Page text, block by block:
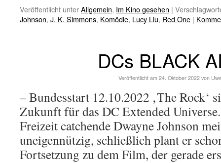
Veröffentlicht unterAllgemein, Im Kino gesehen |
Johnson, J. K. Simmons, Komödie, Lucy Liu, Red One |
DCs BLACK
Veröffentlicht am 24. Oktober 2022 von
– Bundesstart 12.10.2022 ‚The Rock‘
Zukunft für das DC Extended
Freizeit catchende Dwayne Johnson
uneigennützig, schließlich plant er
Fortsetzung zu dem Film, der gerade